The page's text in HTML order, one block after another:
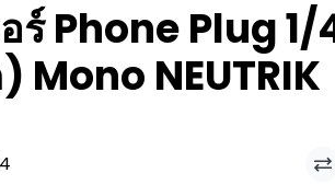
ร์ Phone Plug 1/
NEUTRIK